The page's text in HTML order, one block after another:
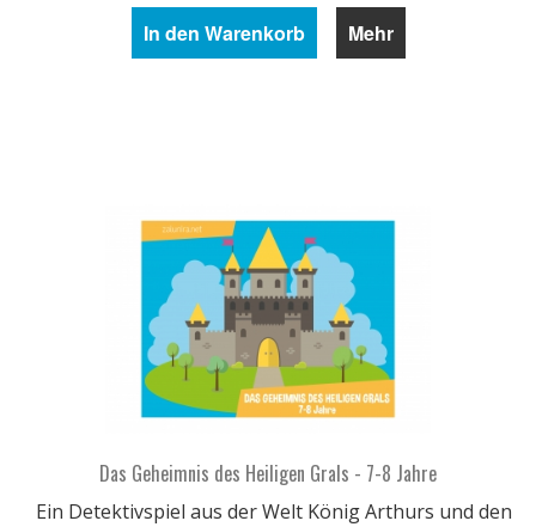
In den Warenkorb Mehr
Das Geheimnis des Heiligen Grals - 7-8 Jahre
Ein Detektivspiel aus der Welt König Arthurs und den